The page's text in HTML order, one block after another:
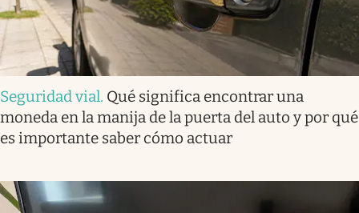
Seguridad vial. Qué significa encontrar una
moneda en la manija de la puerta del auto y por qué
es importante saber cómo actuar